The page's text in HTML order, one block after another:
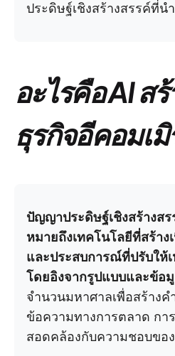
ประดิษฐ์เชิงสร้างสรรค์ที่น
อะไรคือ AI ส
ธุรกิจอีคอมเ
ปัญญาประดิษฐ์เชิงสร้างส
หมายถึงเทคโนโลยีที่สร้าง
และประสบการณ์ที่ปรับให้
โดยอิงจากรูปแบบและข้อ
จำนวนมหาศาลเพื่อสร้าง
ข้อความทางการตลาด ก
สอดคล้องกับความชอบขอ